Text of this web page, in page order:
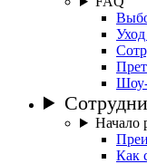
Начало
Как